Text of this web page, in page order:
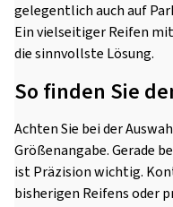
gelegentlich auch auf
Ein vielseitiger Reifen
die sinnvollste Lösung.
So finden Sie
Achten Sie bei der
Größenangabe. Gerade
ist Präzision wichtig.
bisherigen Reifens oder